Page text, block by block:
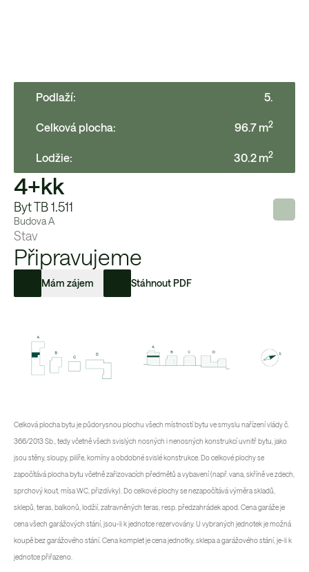
4+kk
Byt TB 1.511
BudovaA
Podlaží: 5.
Celková plocha: 96.7 m2
Lodžie: 30.2 m2
Stav
Připravujeme
Mám zájem Stáhnout PDF
Celková plocha bytu je půdorysnou plochu všech místností bytu ve smyslu nařízení vlády č.
366/2013 Sb., tedy včetně všech svislých nosných i nenosných konstrukcí uvnitř bytu, jako
jsou stěny, sloupy, pilíře, komíny a obdobné svislé konstrukce. Do celkové plochy se
započítává plocha bytu včetně zařizovacích předmětů a vybavení (např. vana, skříně ve zdech,
sprchový kout, mísa WC, přizdívky). Do celkové plochy se nezapočítává výměra skladů,
sklepů, teras, balkonů, lodžií, zatravněných teras, resp. předzahrádek apod. Cena garáže je
cena všech garážových stání, jsou-li k jednotce rezervovány. U vybraných jednotek je možná
koupě bez garážového stání. Cena komplet je cena jednotky, sklepa a garážového stání, je-li k
jednotce přiřazeno.